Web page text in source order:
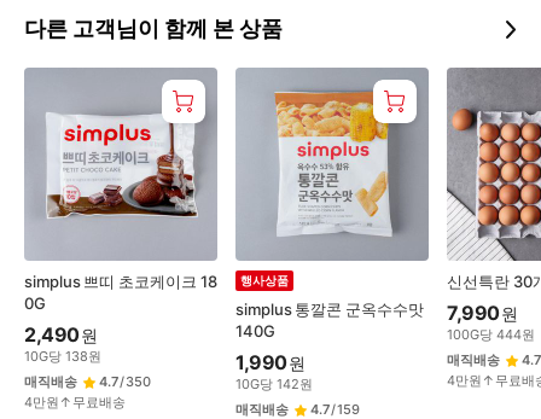
다른 고객님이 함께 본 상품
simplus 쁘띠 초코케이크 18
0G
2,490원
10G당 138원
매직배송
4.7/350
4만원↑무료배송
simplus 통깔콘 군옥수수맛
140G
행사상품
1,990원
10G당 142원
매직배송
4.7/159
신선특란 30
7,990원
100G당 444원
매직배송
4.7
4만원↑무료배